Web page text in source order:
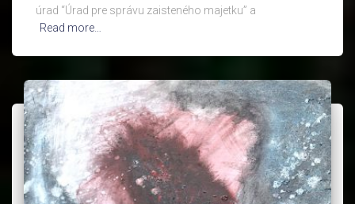
úrad “Úrad pre správu zaisteného majetku” a
Read more…